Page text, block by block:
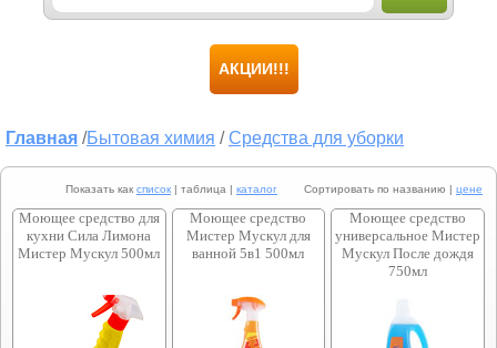
АКЦИИ!!!
Главная /Бытовая химия /Средства для уборки
Показать как список | таблица | каталог Сортировать по названию | цене
Моющее средство для
кухни Сила Лимона
Мистер Мускул 500мл
Моющее средство
Мистер Мускул для
ванной 5в1 500мл
Моющее средство
универсальное Мистер
Мускул После дождя
750мл